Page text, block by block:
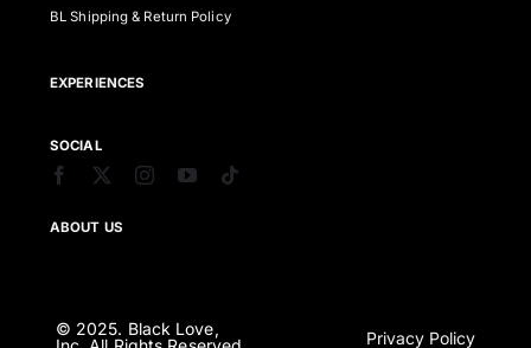
BL Shipping & Return Policy
EXPERIENCES
SOCIAL
ABOUT US
© 2025. Black Love,
Privacy Policy